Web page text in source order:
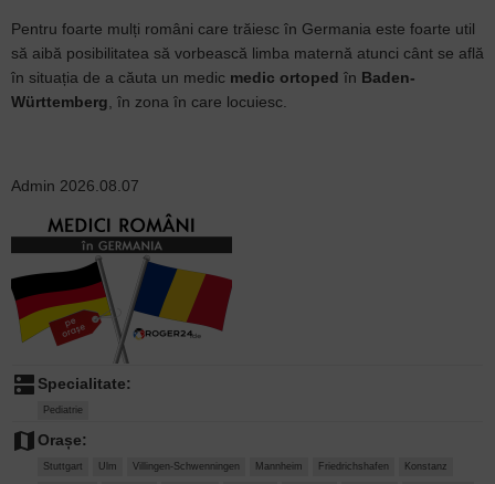
Pentru foarte mulți români care trăiesc în Germania este foarte util
să aibă posibilitatea să vorbească limba maternă atunci cânt se află
în situația de a căuta un medic medic ortoped în Baden-
Württemberg , în zona în care locuiesc.
Admin 2026.08.07
dns Specialitate:
Pediatrie
map Orașe:
Stuttgart Ulm Villingen-Schwenningen Mannheim Friedrichshafen Konstanz